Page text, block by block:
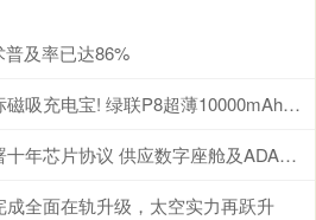
及率已达86%
海陆证券 行业首款新国标磁吸充电宝! 绿联P8超薄10000mAh磁吸移动电源开启预约
同花财富 高通与宝马签署十年芯片协议 供应数字座舱及ADAS计算芯片
全面在轨升级，太空实力再跃升